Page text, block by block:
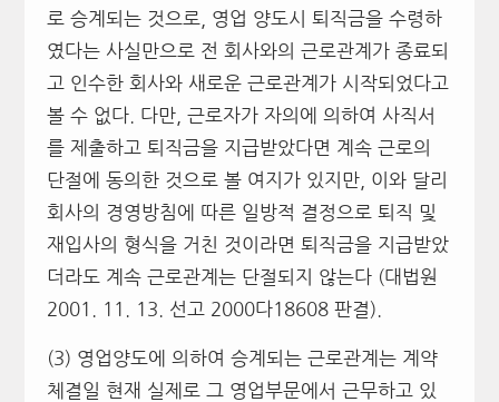
로 승계되는 것으로, 영업 양도시 퇴직금을 수령하
였다는 사실만으로 전 회사와의 근로관계가 종료되
고 인수한 회사와 새로운 근로관계가 시작되었다고
볼 수 없다. 다만, 근로자가 자의에 의하여 사직서
를 제출하고 퇴직금을 지급받았다면 계속 근로의
단절에 동의한 것으로 볼 여지가 있지만, 이와 달리
회사의 경영방침에 따른 일방적 결정으로 퇴직 및
재입사의 형식을 거친 것이라면 퇴직금을 지급받았
더라도 계속 근로관계는 단절되지 않는다 (대법원
2001. 11. 13. 선고 2000다18608 판결).
(3) 영업양도에 의하여 승계되는 근로관계는 계약
체결일 현재 실제로 그 영업부문에서 근무하고 있